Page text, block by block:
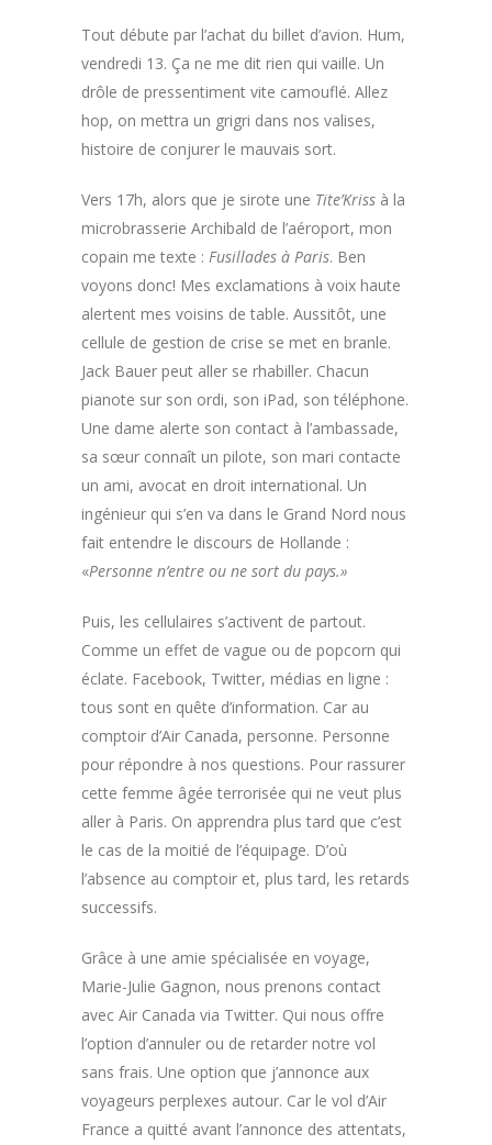
Tout débute par l’achat du billet d’avion. Hum,
vendredi 13. Ça ne me dit rien qui vaille. Un
drôle de pressentiment vite camouflé. Allez
hop, on mettra un grigri dans nos valises,
histoire de conjurer le mauvais sort.
Vers 17h, alors que je sirote une Tite’Kriss à la
microbrasserie Archibald de l’aéroport, mon
copain me texte : Fusillades à Paris. Ben
voyons donc! Mes exclamations à voix haute
alertent mes voisins de table. Aussitôt, une
cellule de gestion de crise se met en branle.
Jack Bauer peut aller se rhabiller. Chacun
pianote sur son ordi, son iPad, son téléphone.
Une dame alerte son contact à l’ambassade,
sa sœur connaît un pilote, son mari contacte
un ami, avocat en droit international. Un
ingénieur qui s’en va dans le Grand Nord nous
fait entendre le discours de Hollande :
«Personne n’entre ou ne sort du pays.»
Puis, les cellulaires s’activent de partout.
Comme un effet de vague ou de popcorn qui
éclate. Facebook, Twitter, médias en ligne :
tous sont en quête d’information. Car au
comptoir d’Air Canada, personne. Personne
pour répondre à nos questions. Pour rassurer
cette femme âgée terrorisée qui ne veut plus
aller à Paris. On apprendra plus tard que c’est
le cas de la moitié de l’équipage. D’où
l’absence au comptoir et, plus tard, les retards
successifs.
Grâce à une amie spécialisée en voyage,
Marie-Julie Gagnon, nous prenons contact
avec Air Canada via Twitter. Qui nous offre
l’option d’annuler ou de retarder notre vol
sans frais. Une option que j’annonce aux
voyageurs perplexes autour. Car le vol d’Air
France a quitté avant l’annonce des attentats,